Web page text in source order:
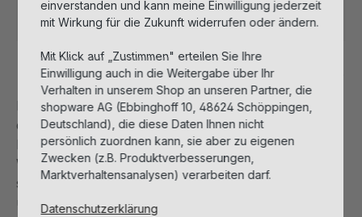
Sofort verfügbar, Lieferzeit: 1-3 Tage
Beschreibung
Kollagen Serum zur Hautglättung und Verbesserung
der Hautelastizität durch Stärkung der
Kollagenstruktur. Die enthaltene „Triple Active”
Wirkstoffkombination aus marinem Kollagen, einem
stimulierenden Peptid und Vitamin C sorgt für
unmittelbare Hautglättung, aktiviert die hauteigene
einverstanden und kann meine Einwilligung jederzeit
mit Wirkung für die Zukunft widerrufen oder ändern.
Mit Klick auf „Zustimmen" erteilen Sie Ihre
Einwilligung auch in die Weitergabe über Ihr
Verhalten in unserem Shop an unseren Partner, die
shopware AG (Ebbinghoff 10, 48624 Schöppingen,
Deutschland), die diese Daten Ihnen nicht
persönlich zuordnen kann, sie aber zu eigenen
Zwecken (z.B. Produktverbesserungen,
Marktverhaltensanalysen) verarbeiten darf.
Datenschutzerklärung